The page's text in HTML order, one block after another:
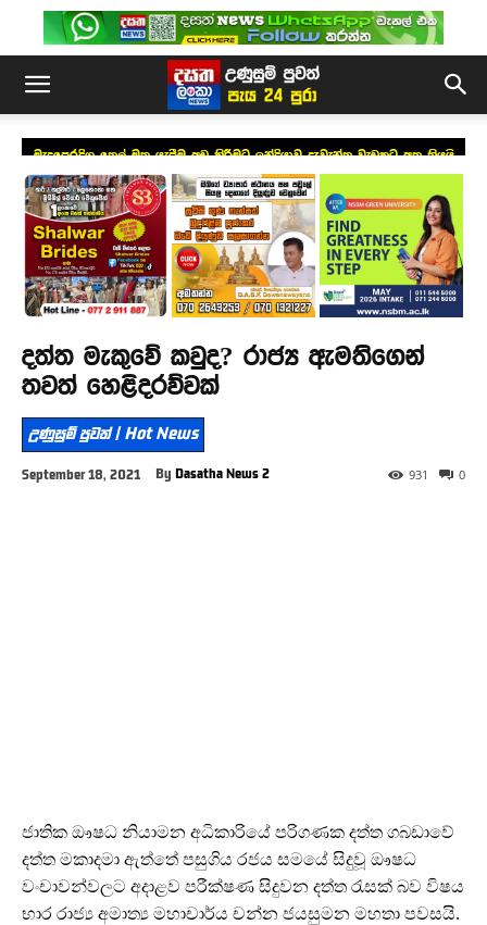
මැදපෙරදිග තෙල් මත යැපීම අඩු කිරීමට ඉන්දියාව දැවැන්ත වැඩකට අත තියයි
දත්ත මැකුවේ කවුද? රාජ්‍ය ඇමතිගෙන්
තවත් හෙළිදරව්වක්
උණුසුම් පුවත් | Hot News
September 18, 2021 By Dasatha News 2 0
931
ජාතික ඖෂධ නියාමන අධිකාරියේ පරිගණක දත්ත ගබඩාවේ
දත්ත මකාදමා ඇත්තේ පසුගිය රජය සමයේ සිදුවූ ඖෂධ
වංචාවන්වලට අදාළව පරීක්ෂණ සිදුවන දත්ත රැසක් බව විෂය
භාර රාජ්‍ය අමාත්‍ය මහාචාර්ය චන්න ජයසුමන මහතා පවසයි.